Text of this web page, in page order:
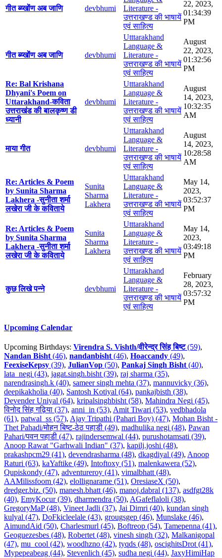
गीत ब्य्खोंण अब जाणि devbhumi
Literature -
उत्तराखण्ड की भाषायें
एवं साहित्य
22, 2023,
01:34:39
PM
गीत ब्य्खोंण अब जाणि devbhumi
Utttarakhand
Language &
Literature -
उत्तराखण्ड की भाषायें
एवं साहित्य
August
22, 2023,
01:32:56
PM
Re: Bal Krishana
Dhyani's Poem on
Uttarakhand-कविता
उत्तराखंड की बालकृष्ण डी
ध्यानी
devbhumi
Utttarakhand
Language &
Literature -
उत्तराखण्ड की भाषायें
एवं साहित्य
August
14, 2023,
10:32:35
AM
माया गीत devbhumi
Utttarakhand
Language &
Literature -
उत्तराखण्ड की भाषायें
एवं साहित्य
August
14, 2023,
10:28:58
AM
Re: Articles & Poem
by Sunita Sharma
Lakhera -सुनीता शर्मा
लखेरा जी के कविताये
Sunita
Sharma
Lakhera
Utttarakhand
Language &
Literature -
उत्तराखण्ड की भाषायें
एवं साहित्य
May 14,
2023,
03:52:37
PM
Re: Articles & Poem
by Sunita Sharma
Lakhera -सुनीता शर्मा
लखेरा जी के कविताये
Sunita
Sharma
Lakhera
Utttarakhand
Language &
Literature -
उत्तराखण्ड की भाषायें
एवं साहित्य
May 14,
2023,
03:49:18
PM
कुछ लिखे पन्ने devbhumi
Utttarakhand
Language &
Literature -
उत्तराखण्ड की भाषायें
एवं साहित्य
February
28, 2023,
03:57:32
PM
Upcoming Calendar
Upcoming Birthdays: Virendra S. Vishth/वीरेन्द्र सिंह बिष्ट(59),
Nandan Bisht(46), nandanbisht(46), Hoaccandy (49),
FeexiseKepsy (39), JulianVop (50), Pankaj Singh Bisht(40),
lata_negi (43), jagat.singh.bisht (39), raj sharma (35),
narendrasingh.k (40), sameer singh mehta (37), mannuvicky (36),
deepikakholia (40), Santosh Kotiyal (64), pankajbisth (38),
Devender Uniyal (64), kripalsinghbisht (58), Mahindra Negi (45),
विनोद सिंह गढ़िया (37), anni_in (53), Amit Tiwari (53), vedbhadola
(61), patwal_ss (57), Ajay Tripathi (Pahari Boy) (47), Mohan Bisht -
Thet Pahadi/मोहन बिष्ट-ठेठ पहाडी (49), madhulika negi (48), Pawan
Pahari/पवन पहाडी (47), rajindersemwal (44), purushotamsati (39),
Anoop Rawat "Garhwali Indian" (37), kapilj.joshi (48),
prakashpcm29 (41), devendrasharma (48), dkagdiyal (49), Anoop
Raturi (63), kaYaftike (49), Intoftoxy (51), malenkawera (52),
Qupiskondy (47), adventureroy (41), vimalbhatt (48),
AAMilissfoom (42), elollignarame (51), OresiaseX (50),
dredger.biz. (50), manesh.bhatt (46), manoj.dabral (137), asdfgt28k
(40), EmyKocur (39), dharmendra (50), AGafeflaloli (38),
GregoryMaP (48), Vineet Jadli (37), Jai Dimri (40), kundan singh
kulyal (47), DoFkicleelale (43), grougsgep (46), Munslake (46),
AimundAid (50), Charlesmurl (45), Boftreop (54), Tamepenna (41),
Geoguezesbes (48), Robertet (48), vinesh singh (32), Malkanigopal
(47), mu_cool (42), woodhzno (42), tyqds (48), oscighitsDrot (41),
Mypepeabeag (44), Stevenlich (45), sudha negi (44), JaxyHimiHap